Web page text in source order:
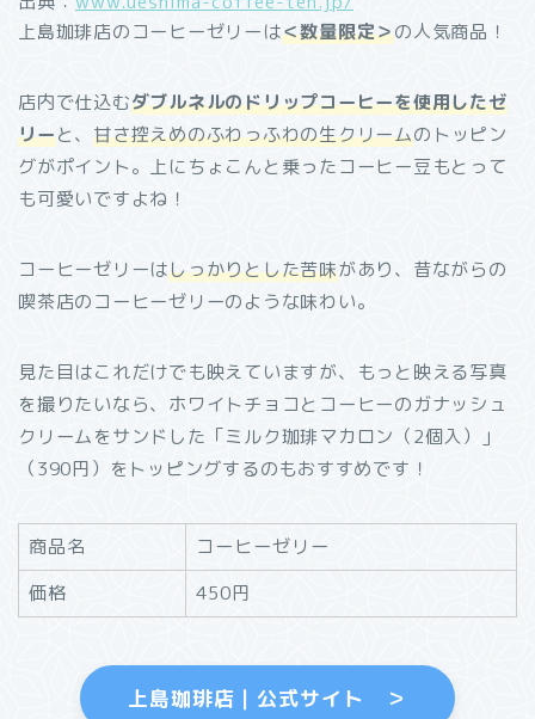
上島珈琲店のコーヒーゼリーは＜数量限定＞の人気商品！
店内で仕込むダブルネルのドリップコーヒーを使用したゼ
リーと、甘さ控えめのふわっふわの生クリームのトッピン
グがポイント。上にちょこんと乗ったコーヒー豆もとって
も可愛いですよね！
コーヒーゼリーはしっかりとした苦味があり、昔ながらの
喫茶店のコーヒーゼリーのような味わい。
見た目はこれだけでも映えていますが、もっと映える写真
を撮りたいなら、ホワイトチョコとコーヒーのガナッシュ
クリームをサンドした「ミルク珈琲マカロン（2個入）」
（390円）をトッピングするのもおすすめです！
商品名
コーヒーゼリー
価格
450円
上島珈琲店｜公式サイト ＞